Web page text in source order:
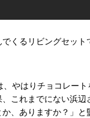
くるリビングセッ
、やはりチョコレー
これまでにない浜
、ありますか？」